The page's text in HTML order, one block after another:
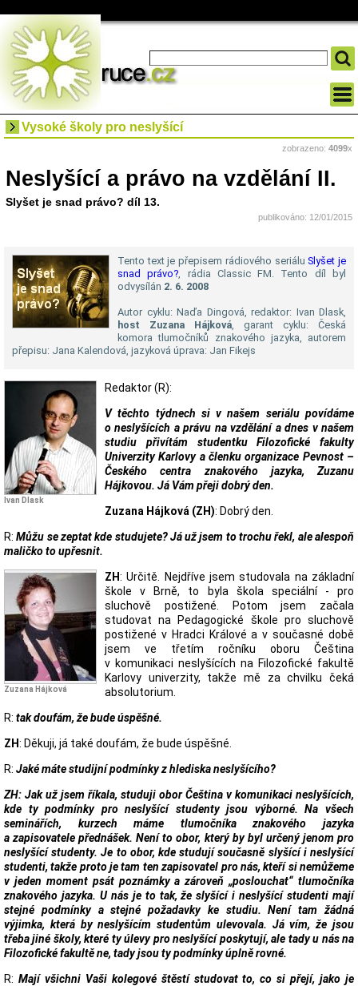
Vysoké školy pro neslyšící
zobrazeno: 4099x
Neslyšící a právo na vzdělání II.
Slyšet je snad právo? díl 13.
publikováno: 12/01/2015
Tento text je přepisem rádiového seriáluSlyšet je
snad právo?, rádia Classic FM. Tento díl byl
odvysílán 2. 6. 2008
Autor cyklu: Naďa Dingová, redaktor: Ivan Dlask,
host Zuzana Hájková, garant cyklu: Česká
komora tlumočníků znakového jazyka, autorem
přepisu: Jana Kalendová, jazyková úprava: Jan Fikejs
Ivan Dlask
Redaktor (R):
V těchto týdnech si v našem seriálu povídáme
o neslyšících a právu na vzdělání a dnes v našem
studiu přivítám studentku Filozofické fakulty
Univerzity Karlovy a členku organizace Pevnost –
Českého centra znakového jazyka, Zuzanu
Hájkovou. Já Vám přeji dobrý den.
Zuzana Hájková (ZH): Dobrý den.
R: Můžu se zeptat kde studujete? Já už jsem to trochu řekl, ale alespoň
maličko to upřesnit.
Zuzana Hájková
ZH: Určitě. Nejdříve jsem studovala na základní
škole v Brně, to byla škola speciální - pro
sluchově postižené. Potom jsem začala
studovat na Pedagogické škole pro sluchově
postižené v Hradci Králové a v současné době
jsem ve třetím ročníku oboru Čeština
v komunikaci neslyšících na Filozofické fakultě
Karlovy univerzity, takže mě za chvilku čeká
absolutorium.
R: tak doufám, že bude úspěšné.
ZH: Děkuji, já také doufám, že bude úspěšné.
R: Jaké máte studijní podmínky z hlediska neslyšícího?
ZH: Jak už jsem říkala, studuji obor Čeština v komunikaci neslyšících,
kde ty podmínky pro neslyšící studenty jsou výborné. Na všech
seminářích, kurzech máme tlumočníka znakového jazyka
a zapisovatele přednášek. Není to obor, který by byl určený jenom pro
neslyšící studenty. Je to obor, kde studují současně slyšící i neslyšící
studenti, takže proto je tam ten zapisovatel pro nás, kteří si nemůžeme
v jeden moment psát poznámky a zároveň „poslouchat“ tlumočníka
znakového jazyka. U nás je to tak, že slyšící i neslyšící studenti mají
stejné podmínky a stejné požadavky ke studiu. Není tam žádná
výjimka, která by neslyšícím studentům ulevovala. Já vím, že jsou
třeba jiné školy, které ty úlevy pro neslyšící poskytují, ale tady u nás na
Filozofické fakultě ne, tady jsou ty podmínky úplně rovné.
R: Mají všichni Vaši kolegové štěstí studovat to, co si přejí, jako je